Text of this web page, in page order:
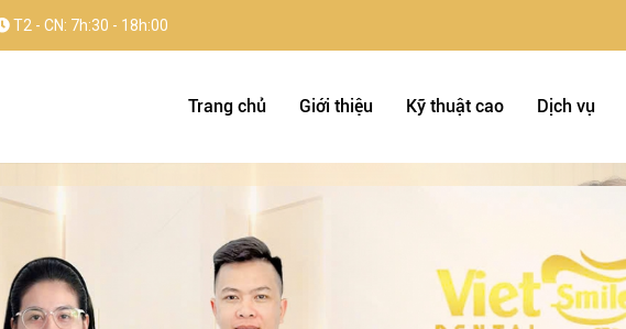
T2 - CN: 7h:30 - 18h:00
Trang chủ Giới thiệu Kỹ thuật cao Dịch vụ